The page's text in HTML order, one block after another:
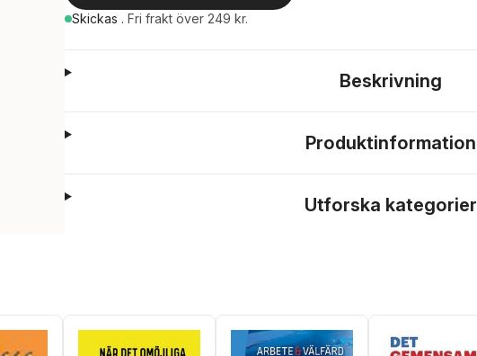
Skickas . Fri frakt över 249 kr.
Beskrivning
Produktinformation
Utforska kategorier